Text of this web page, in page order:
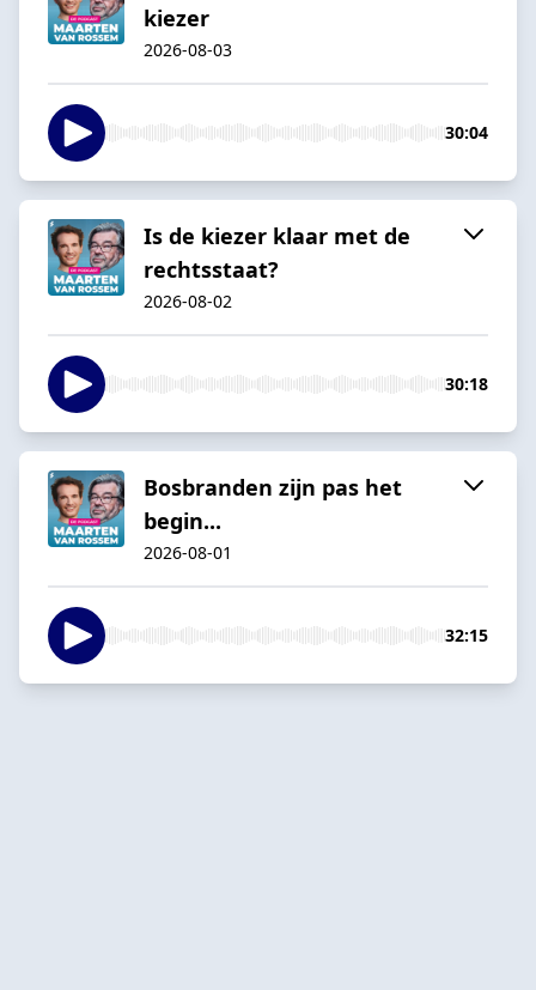
kiezer
2026-08-03
30:04
Is de kiezer klaar met de
rechtsstaat?
2026-08-02
30:18
Bosbranden zijn pas het
begin...
2026-08-01
32:15